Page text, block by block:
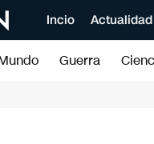
Incio Actualidad
Guerra